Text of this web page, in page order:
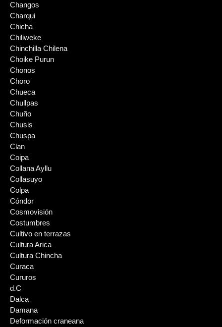
Changos
Charqui
Chicha
Chiliweke
Chinchilla Chilena
Choike Purun
Chonos
Choro
Chueca
Chullpas
Chuño
Chusis
Chuspa
Clan
Coipa
Collana Ayllu
Collasuyo
Colpa
Cóndor
Cosmovisión
Costumbres
Cultivo en terrazas
Cultura Arica
Cultura Chincha
Curaca
Cururos
d.C
Dalca
Damana
Deformación craneana